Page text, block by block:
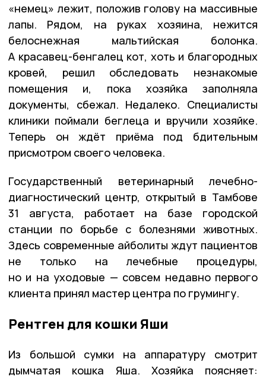
«немец» лежит, положив голову на массивные
лапы. Рядом, на руках хозяина, нежится
белоснежная мальтийская болонка.
А красавец-бенгалец кот, хоть и благородных
кровей, решил обследовать незнакомые
помещения и, пока хозяйка заполняла
документы, сбежал. Недалеко. Специалисты
клиники поймали беглеца и вручили хозяйке.
Теперь он ждёт приёма под бдительным
присмотром своего человека.
Государственный ветеринарный лечебно-
диагностический центр, открытый в Тамбове
31 августа, работает на базе городской
станции по борьбе с болезнями животных.
Здесь современные айболиты ждут пациентов
не только на лечебные процедуры,
но и на уходовые — совсем недавно первого
клиента принял мастер центра по грумингу.
Рентген для кошки Яши
Из большой сумки на аппаратуру смотрит
дымчатая кошка Яша. Хозяйка поясняет: